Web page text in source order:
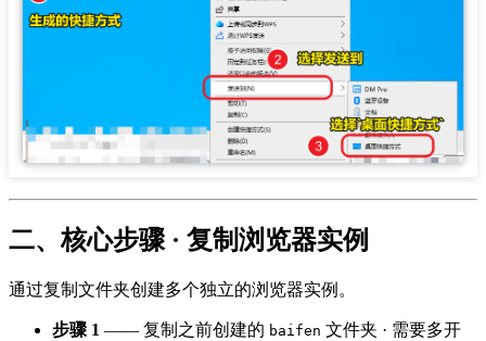
二、核心步骤 · 复制浏览器实例
通过复制文件夹创建多个独立的浏览器实例。
步骤 1 —— 复制之前创建的 baifen 文件夹 · 需要多开